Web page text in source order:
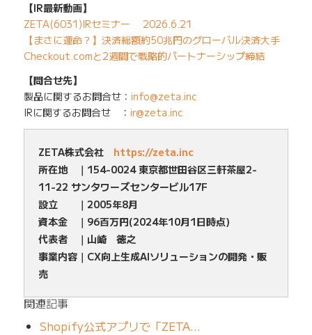
【IR最新動画】
ZETA(6031)IRセミナー 2026.6.21
【まさに運命？】決済総額約50兆円のグローバル決済大手
Checkout.comと2週間で戦略的パートナーシップ締結
【問合せ先】
製品に関するお問合せ： info@zeta.inc
IRに関するお問合せ ： ir@zeta.inc
ZETA株式会社 https://zeta.inc
所在地 ｜154-0024 東京都世田谷区三軒茶屋2-
11-22 サンタワーズセンタービル17F
設立 ｜2005年8月
資本金 ｜96百万円(2024年10月1日時点)
代表者 ｜山崎 徳之
事業内容｜CX向上生成AIソリューションの開発・販
売
関連記事
Shopify公式アプリで「ZETA…